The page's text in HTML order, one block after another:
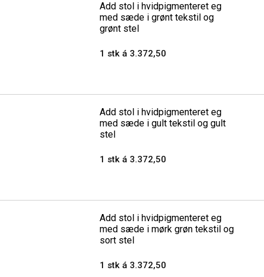
Add stol i hvidpigmenteret eg
med sæde i grønt tekstil og
grønt stel
1 stk á 3.372,50
Add stol i hvidpigmenteret eg
med sæde i gult tekstil og gult
stel
1 stk á 3.372,50
Add stol i hvidpigmenteret eg
med sæde i mørk grøn tekstil og
sort stel
1 stk á 3.372,50